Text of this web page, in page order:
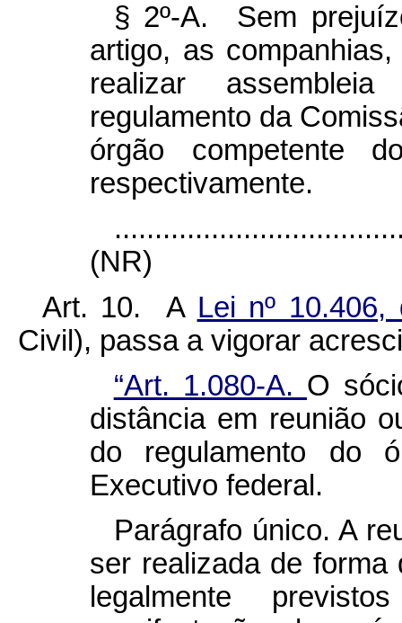
§ 2º-A. Sem
artigo, as
realizar
regulamento da
órgão competente
respectivamente.
(NR)
Art. 10. A Lei nº
Civil), passa a vigorar
“Art. 1.080-A. O
distância em reunião
do regulamento do
Executivo federal.
Parágrafo único. A
ser realizada de forma
legalmente